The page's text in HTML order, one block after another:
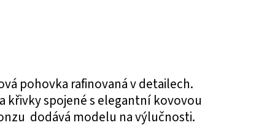
pohovka rafinovaná v detailech.
křivky spojené s elegantní kovovou
dodává modelu na výlučnosti.